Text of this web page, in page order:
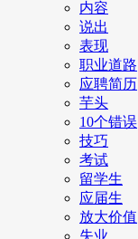
内容
说出
表现
职业道路
应聘简历
芋头
10个错误
技巧
考试
留学生
应届生
放大价值
失业